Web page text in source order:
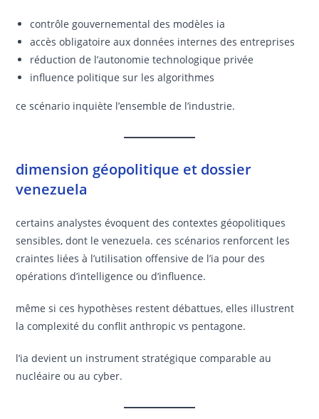
contrôle gouvernemental des modèles ia
accès obligatoire aux données internes des entreprises
réduction de l’autonomie technologique privée
influence politique sur les algorithmes
ce scénario inquiète l’ensemble de l’industrie.
dimension géopolitique et dossier
venezuela
certains analystes évoquent des contextes géopolitiques
sensibles, dont le venezuela. ces scénarios renforcent les
craintes liées à l’utilisation offensive de l’ia pour des
opérations d’intelligence ou d’influence.
même si ces hypothèses restent débattues, elles illustrent
la complexité du conflit anthropic vs pentagone.
l’ia devient un instrument stratégique comparable au
nucléaire ou au cyber.